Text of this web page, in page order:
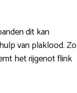
dit kan
van plaklood. Zo
het rijgenot flink